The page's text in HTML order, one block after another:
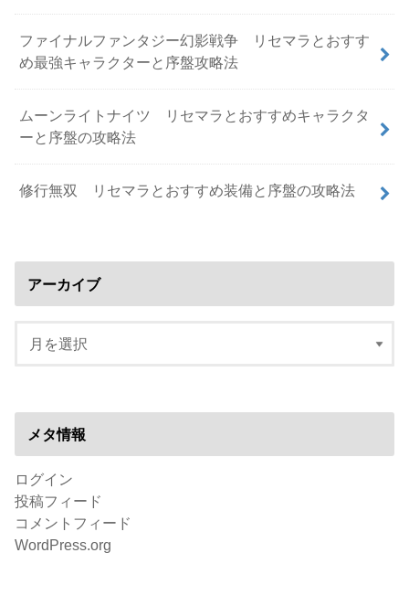
ファイナルファンタジー幻影戦争 リセマラとおすす
め最強キャラクターと序盤攻略法
ムーンライトナイツ リセマラとおすすめキャラクタ
ーと序盤の攻略法
修行無双 リセマラとおすすめ装備と序盤の攻略法
アーカイブ
メタ情報
ログイン
投稿フィード
コメントフィード
WordPress.org